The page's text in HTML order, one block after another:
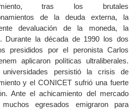
tras los brutales
de la deuda externa, la
devaluación de la moneda, la
Durante la década de 1990 los dos
presididos por el peronista Carlos
aplicaron políticas ultraliberales.
persistió la crisis de
y el CONICET sufrió una fuerte
Ante el achicamiento del mercado
muchos egresados emigraron para